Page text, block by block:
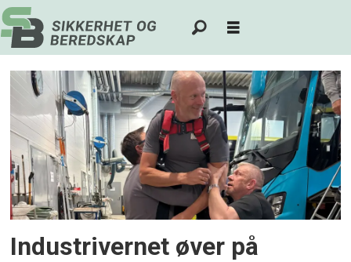
Tag:
wist
last
og
buss
Industrivernet øver på